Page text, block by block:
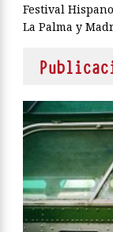
Festival
La Palma y